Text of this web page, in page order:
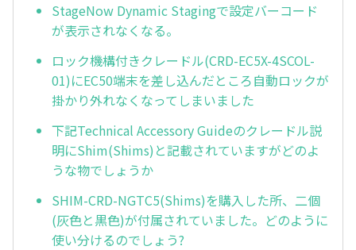
StageNow Dynamic Stagingで設定バーコード
が表示されなくなる。
ロック機構付きクレードル(CRD-EC5X-4SCOL-
01)にEC50端末を差し込んだところ自動ロックが
掛かり外れなくなってしまいました
下記Technical Accessory Guideのクレードル説
明にShim(Shims)と記載されていますがどのよ
うな物でしょうか
SHIM-CRD-NGTC5(Shims)を購入した所、二個
(灰色と黒色)が付属されていました。どのように
使い分けるのでしょう?